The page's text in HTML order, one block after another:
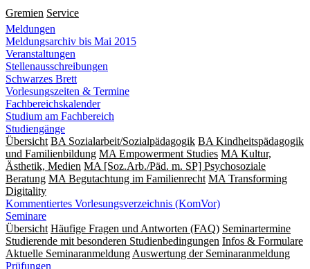
Gremien Service
Meldungen
Meldungsarchiv bis Mai 2015
Veranstaltungen
Stellenausschreibungen
Schwarzes Brett
Vorlesungszeiten & Termine
Fachbereichskalender
Studium am Fachbereich
Studiengänge
Übersicht BA Sozialarbeit/Sozialpädagogik BA Kindheitspädagogik
und Familienbildung MA Empowerment Studies MA Kultur,
Ästhetik, Medien MA [Soz.Arb./Päd. m. SP] Psychosoziale
Beratung MA Begut­ach­tung im Fami­lien­recht MA Transforming
Digitality
Kommentiertes Vorlesungsverzeichnis (KomVor)
Seminare
Übersicht Häufige Fragen und Antworten (FAQ) Seminartermine
Studierende mit besonderen Studienbedingungen Infos & Formulare
Aktuelle Seminaranmeldung Auswertung der Seminaranmeldung
Prüfungen